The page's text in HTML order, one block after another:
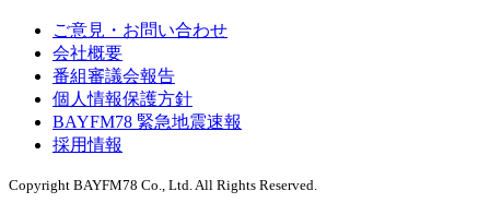
ご意見・お問い合わせ
会社概要
番組審議会報告
個人情報保護方針
BAYFM78 緊急地震速報
採用情報
Copyright BAYFM78 Co., Ltd. All Rights Reserved.